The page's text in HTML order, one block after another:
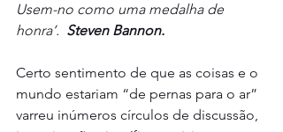
Usem-no como uma medalha de
honra’. Steven Bannon.
Certo sentimento de que as coisas e o
mundo estariam “de pernas para o ar”
varreu inúmeros círculos de discussão,